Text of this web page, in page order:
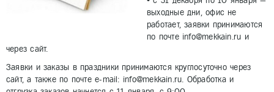
выходные дни, офис не
работает, заявки принимаются
по почте info@mekkain.ru и
через сайт.
Заявки и заказы в праздники принимаются круглосуточно через
сайт, а также по почте e-mail: info@mekkain.ru. Обработка и